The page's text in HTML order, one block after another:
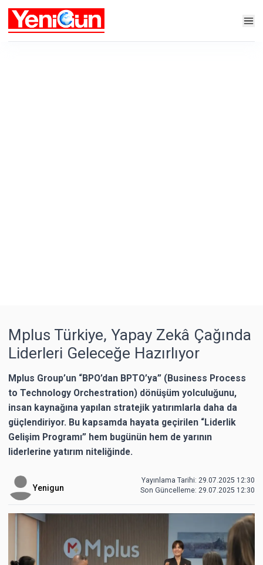
Mplus Türkiye, Yapay Zekâ Çağında
Liderleri Geleceğe Hazırlıyor
Mplus Group’un “BPO’dan BPTO’ya” (Business Process
to Technology Orchestration) dönüşüm yolculuğunu,
insan kaynağına yapılan stratejik yatırımlarla daha da
güçlendiriyor. Bu kapsamda hayata geçirilen “Liderlik
Gelişim Programı” hem bugünün hem de yarının
liderlerine yatırım niteliğinde.
Yenigun
Yayınlama Tarihi: 29.07.2025 12:30
Son Güncelleme: 29.07.2025 12:30